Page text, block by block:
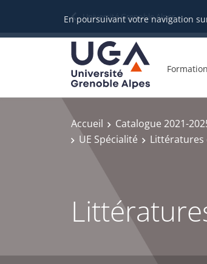
En poursuivant votre navigation
Université Grenoble Alpes
Accueil Catalogue 2021-
UE Spécialité
Littératures